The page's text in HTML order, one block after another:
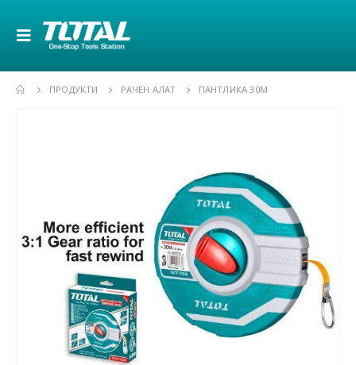
ПРОДУКТИ РАЧЕН АЛАТ ПАНТЛИКА 30M